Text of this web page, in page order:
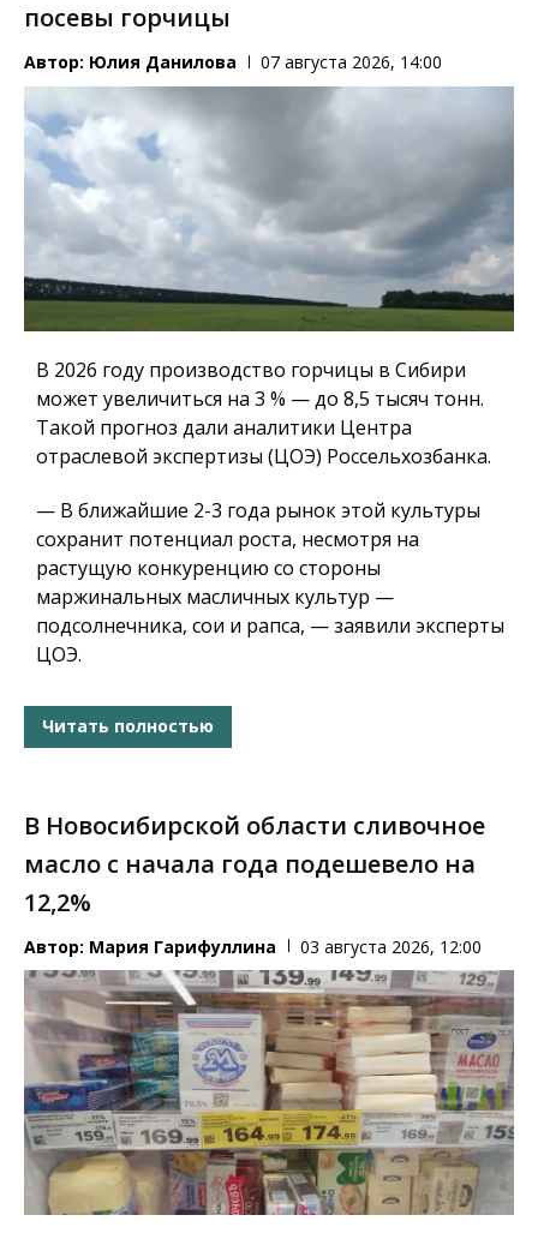
посевы горчицы
Автор: Юлия Данилова 07 августа 2026, 14:00
В 2026 году производство горчицы в Сибири
может увеличиться на 3 % — до 8,5 тысяч тонн.
Такой прогноз дали аналитики Центра
отраслевой экспертизы (ЦОЭ) Россельхозбанка.
— В ближайшие 2-3 года рынок этой культуры
сохранит потенциал роста, несмотря на
растущую конкуренцию со стороны
маржинальных масличных культур —
подсолнечника, сои и рапса, — заявили эксперты
ЦОЭ.
Читать полностью
В Новосибирской области сливочное
масло с начала года подешевело на
12,2%
Автор: Мария Гарифуллина 03 августа 2026, 12:00